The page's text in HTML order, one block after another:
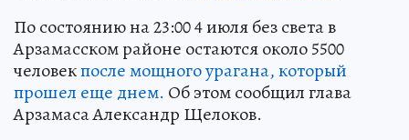
По состоянию на 23:00 4 июля без света в
Арзамасском районе остаются около 5500
человекпосле мощного урагана, который
прошел еще днем. Об этом сообщил глава
Арзамаса Александр Щелоков.